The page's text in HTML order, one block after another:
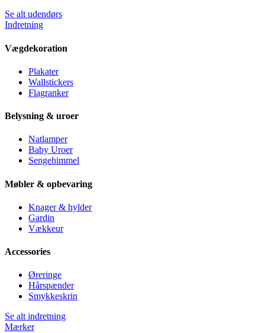
Se alt udendørs
Indretning
Vægdekoration
Plakater
Wallstickers
Flagranker
Belysning & uroer
Natlamper
Baby Uroer
Sengehimmel
Møbler & opbevaring
Knager & hylder
Gardin
Vækkeur
Accessories
Øreringe
Hårspænder
Smykkeskrin
Se alt indretning
Mærker